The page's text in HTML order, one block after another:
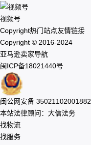
视频号
Copyright热门站点友情链接
Copyright © 2016-2024
亚马逊卖家导航
闽ICP备18021440号
闽公网安备
本站法律顾问：大信法务
找物流
找服务